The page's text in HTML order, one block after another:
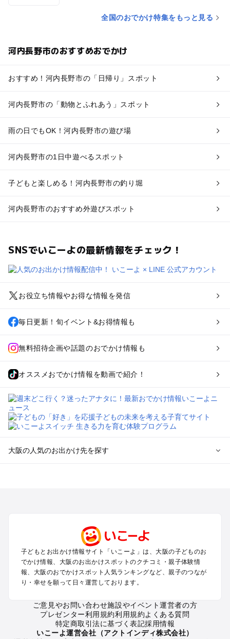
全国のおでかけ特集をもっと見る
河内長野市のおすすめおでかけ
おすすめ！河内長野市の「日帰り」スポット
河内長野市の「動物とふれあう」スポット
雨の日でもOK！河内長野市の遊び場
河内長野市の1日中遊べるスポット
子どもと楽しめる！河内長野市の釣り堀
河内長野市のおすすめ外遊びスポット
SNSでいこーよの最新情報をチェック！
お役立ち情報やお得な情報を発信
毎日更新！旬イベント&お得情報も
無料招待企画や話題のおでかけ情報も
オススメおでかけ情報を動画で紹介！
大阪の人気のお出かけ先を探す
梅田・キタ・淀屋橋・本町・福島のプールお出かけ
東大阪・八尾・寝屋川・守口・門真のプールお出かけ
大阪ベイエリア（USJ・南港）のプールお出かけ
なんば・心斎橋・道頓堀・四ツ橋・ミナミのプールお出かけ
天王寺・阿倍野・上本町・長居のプールお出かけ
新大阪・江坂・十三のプールお出かけ
大阪の定番お出かけスポット
子どもとお出かけ情報サイト「いこーよ」は、大阪の子どものお
でかけ情報、大阪のお出かけスポットのクチコミ・親子体験情
報、大阪のおでかけスポット人気ランキングなど、親子のつなが
り・幸せを願って日々運営しております。
ご意見やお問い合わせ施設やイベント運営者の方
プレゼンター利用規約利用規約よくある質問
特定商取引法に基づく表記採用情報
いこーよ運営会社（アクトインディ株式会社）